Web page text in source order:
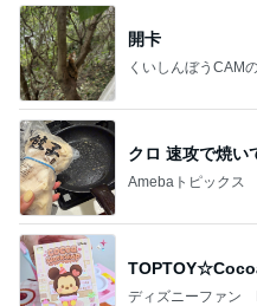
開卡
くいしんぼうCAM
クロ 速攻で焼い
Amebaトピックス
ディズニーファン